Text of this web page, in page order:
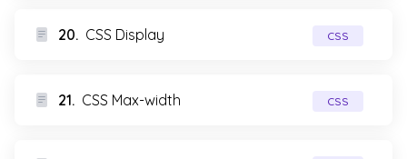
20. CSS Display CSS
21. CSS Max-width CSS